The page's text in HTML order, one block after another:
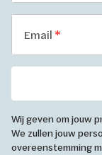
Email
Wij geven om jouw
We zullen jouw
overeenstemming